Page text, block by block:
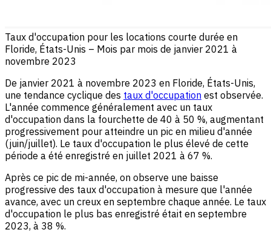
Taux d'occupation pour les locations courte durée en
Floride, États-Unis – Mois par mois de janvier 2021 à
novembre 2023
De janvier 2021 à novembre 2023 en Floride, États-Unis,
une tendance cyclique des taux d'occupation est observée.
L'année commence généralement avec un taux
d'occupation dans la fourchette de 40 à 50 %, augmentant
progressivement pour atteindre un pic en milieu d'année
(juin/juillet). Le taux d'occupation le plus élevé de cette
période a été enregistré en juillet 2021 à 67 %.
Après ce pic de mi-année, on observe une baisse
progressive des taux d'occupation à mesure que l'année
avance, avec un creux en septembre chaque année. Le taux
d'occupation le plus bas enregistré était en septembre
2023, à 38 %.